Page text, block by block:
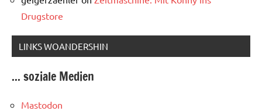
Drugstore
LINKS WOANDERSHIN
... soziale Medien
Mastodon